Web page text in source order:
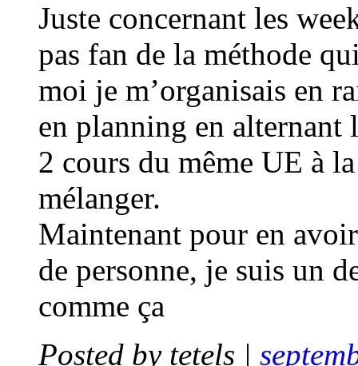
Juste concernant les
pas fan de la méthode
moi je m’organisais en
en planning en alternant
2 cours du même UE à
mélanger.
Maintenant pour en
de personne, je suis un
comme ça
Posted by tetels |